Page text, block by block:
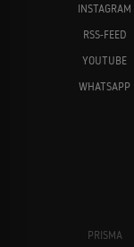
INSTAGRAM
RSS-FEED
YOUTUBE
WHATSAPP
PRISMA